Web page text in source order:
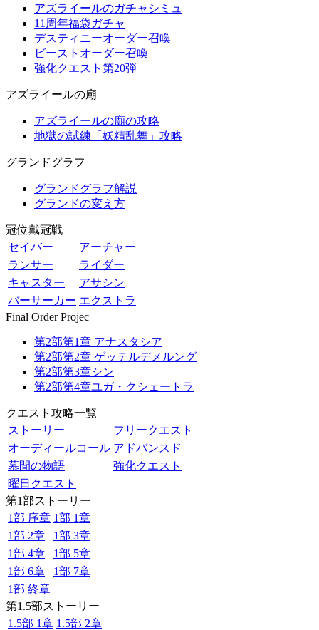
アズライールのガチャシミュ
11周年福袋ガチャ
デスティニーオーダー召喚
ビーストオーダー召喚
強化クエスト第20弾
アズライールの廟
アズライールの廟の攻略
地獄の試練「妖精乱舞」攻略
グランドグラフ
グランドグラフ解説
グランドの変え方
冠位戴冠戦
セイバー
アーチャー
ランサー
ライダー
キャスター
アサシン
バーサーカー エクストラ
Final Order Projec
第2部第1章 アナスタシア
第2部第2章 ゲッテルデメルング
第2部第3章シン
第2部第4章ユガ・クシェートラ
クエスト攻略一覧
ストーリー
フリークエスト
オーディールコール アドバンスド
幕間の物語
強化クエスト
曜日クエスト
第1部ストーリー
1部 序章 1部 1章
1部 2章
1部 3章
1部 4章
1部 5章
1部 6章
1部 7章
1部 終章
第1.5部ストーリー
1.5部 1章 1.5部 2章